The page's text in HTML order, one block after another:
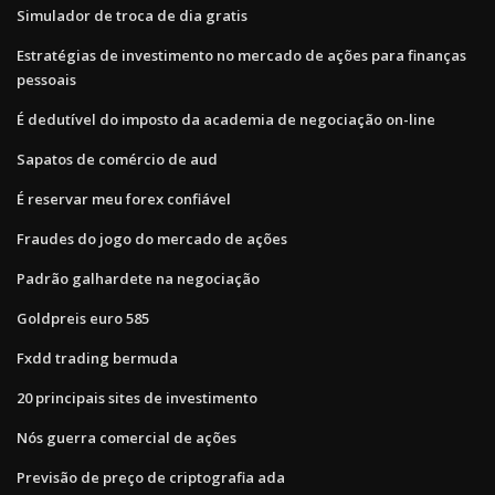
Simulador de troca de dia gratis
Estratégias de investimento no mercado de ações para finanças
pessoais
É dedutível do imposto da academia de negociação on-line
Sapatos de comércio de aud
É reservar meu forex confiável
Fraudes do jogo do mercado de ações
Padrão galhardete na negociação
Goldpreis euro 585
Fxdd trading bermuda
20 principais sites de investimento
Nós guerra comercial de ações
Previsão de preço de criptografia ada